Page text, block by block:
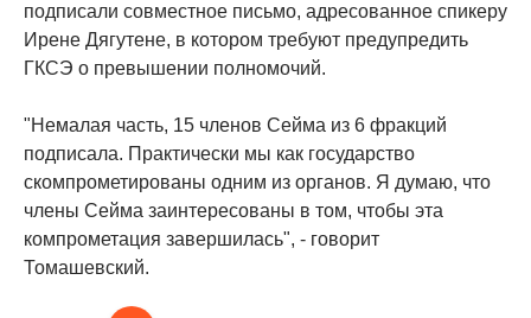
подписали совместное письмо, адресованное спикеру
Ирене Дягутене, в котором требуют предупредить
ГКСЭ о превышении полномочий.
"Немалая часть, 15 членов Сейма из 6 фракций
подписала. Практически мы как государство
скомпрометированы одним из органов. Я думаю, что
члены Сейма заинтересованы в том, чтобы эта
компрометация завершилась", - говорит
Томашевский.